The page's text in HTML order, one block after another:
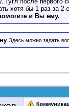
хотя-бы 1 раз за
и Вы ему.
Здесь можно задать